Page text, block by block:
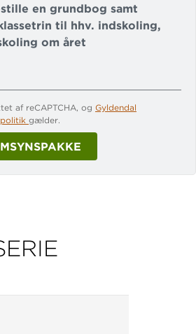
en grundbog samt
til hhv. indskoling,
om året
adresse *
af reCAPTCHA, og Gyldendal
gælder.
til dig. Når pakken forlader